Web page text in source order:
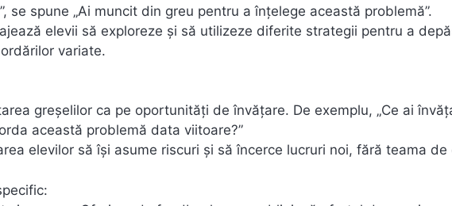
se spune „Ai muncit din greu pentru a înțelege această problemă”.
elevii să exploreze și să utilizeze diferite strategii pentru a
variate.
greșelilor ca pe oportunități de învățare. De exemplu, „Ce ai
această problemă data viitoare?”
elevilor să își asume riscuri și să încerce lucruri noi, fără teama de